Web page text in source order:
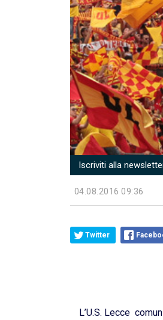
Iscriviti alla
04.08.2016 09:36
Twitter
L’U.S. Lecce